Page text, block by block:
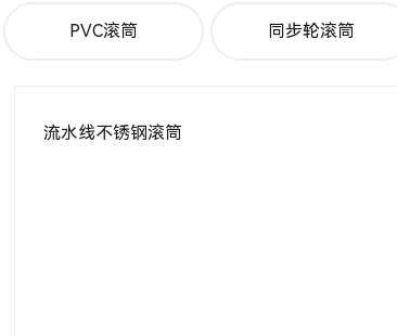
PVC滚筒 同步轮滚筒
流水线不锈钢滚筒